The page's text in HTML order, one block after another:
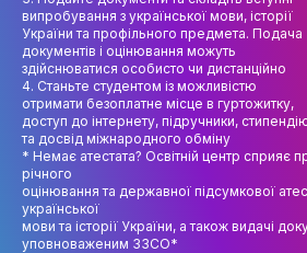
ПІДВИЩЕННЯ
ЯКІСТЬ ОСВІТИ
АКАДЕМІЧНА
АКАДЕМІЧНА
СПІВПРАЦЯ
випробування з української мови, історії
України та профільного предмета. Подача
документів і оцінювання можуть
здійснюватися особисто чи дистанційно
4. Станьте студентом із можливістю
отримати безоплатне місце в гуртожитку,
доступ до інтернету, підручники,
та досвід міжнародного обміну
* Немає атестата? Освітній центр сприяє
річного
оцінювання та державної підсумкової
української
мови та історії України, а також видачі
уповноваженим ЗЗСО*